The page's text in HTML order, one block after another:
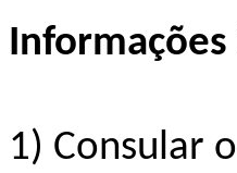
1) Consular